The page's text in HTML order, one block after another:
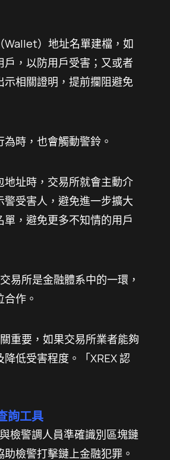
Wallet）地址名單建檔，如
，以防用戶受害；又或者
相關證明，提前攔阻避免
時，也會觸動警鈴。
址時，交易所就會主動介
受害人，避免進一步擴大
，避免更多不知情的用戶
易所是金融體系中的一環，
作。
重要，如果交易所業者能夠
低受害程度。「XREX 認
詢工具
檢警調人員準確識別區塊鏈
檢警打擊鏈上金融犯罪。